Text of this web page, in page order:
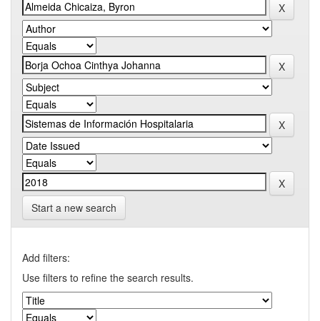
Start a new search
Add filters:
Use filters to refine the search results.